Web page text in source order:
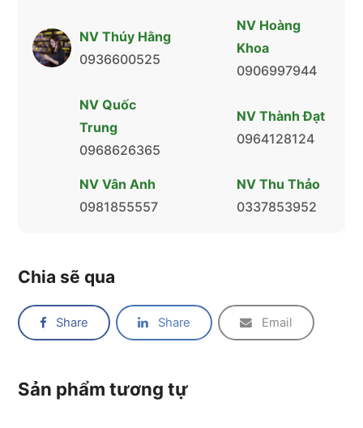
NV Thúy Hằng
0936600525
NV Hoàng
Khoa
0906997944
NV Quốc
Trung
0968626365
NV Thành Đạt
0964128124
NV Vân Anh
0981855557
NV Thu Thảo
0337853952
Chia sẽ qua
Share Share Email
Sản phẩm tương tự